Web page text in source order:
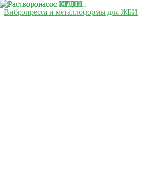
Вибропресса и металлоформы для ЖБИ